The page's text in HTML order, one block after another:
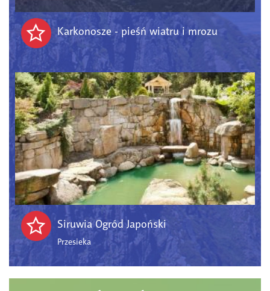
Karkonosze - pieśń wiatru i mrozu
Siruwia Ogród Japoński
Przesieka